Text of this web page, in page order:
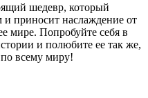
шедевр, который
и приносит наслаждение от
мире. Попробуйте себя в
и полюбите ее так же,
всему миру!